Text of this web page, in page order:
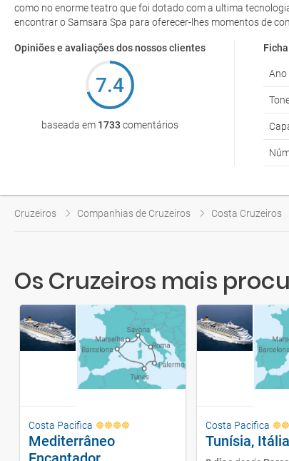
como no enorme teatro que foi dotado com a ultima
encontrar o Samsara Spa para oferecer-lhes momentos de
Opiniões e avaliações dos nossos clientes
7.4
baseada em 1733 comentários
Ano
Cruzeiros Companhias de Cruzeiros Costa Cruzeiros
Os Cruzeiros mais
Mediterrâneo
Encantador
Tunísia,
8 diasdesde